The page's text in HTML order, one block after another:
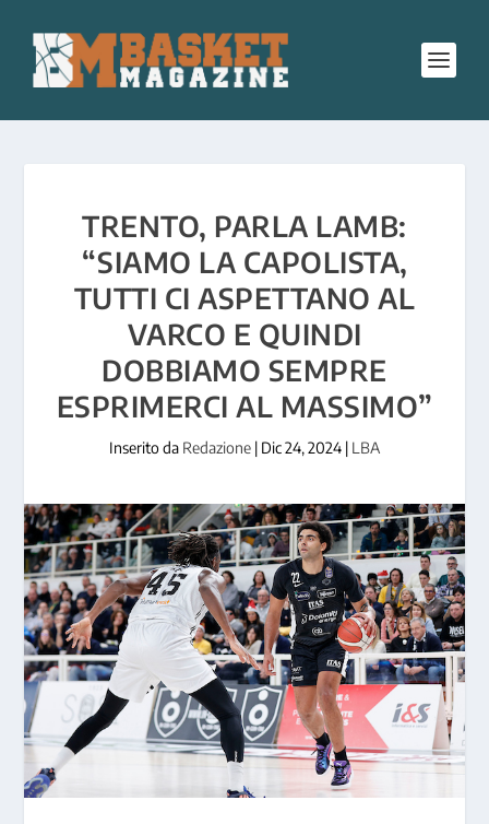
TRENTO, PARLA LAMB:
“SIAMO LA CAPOLISTA,
TUTTI CI ASPETTANO AL
VARCO E QUINDI
DOBBIAMO SEMPRE
ESPRIMERCI AL MASSIMO”
Inserito da Redazione | Dic 24, 2024 | LBA